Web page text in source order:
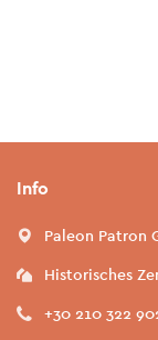
Info
Paleon Patron
Historisches
+30 210 322